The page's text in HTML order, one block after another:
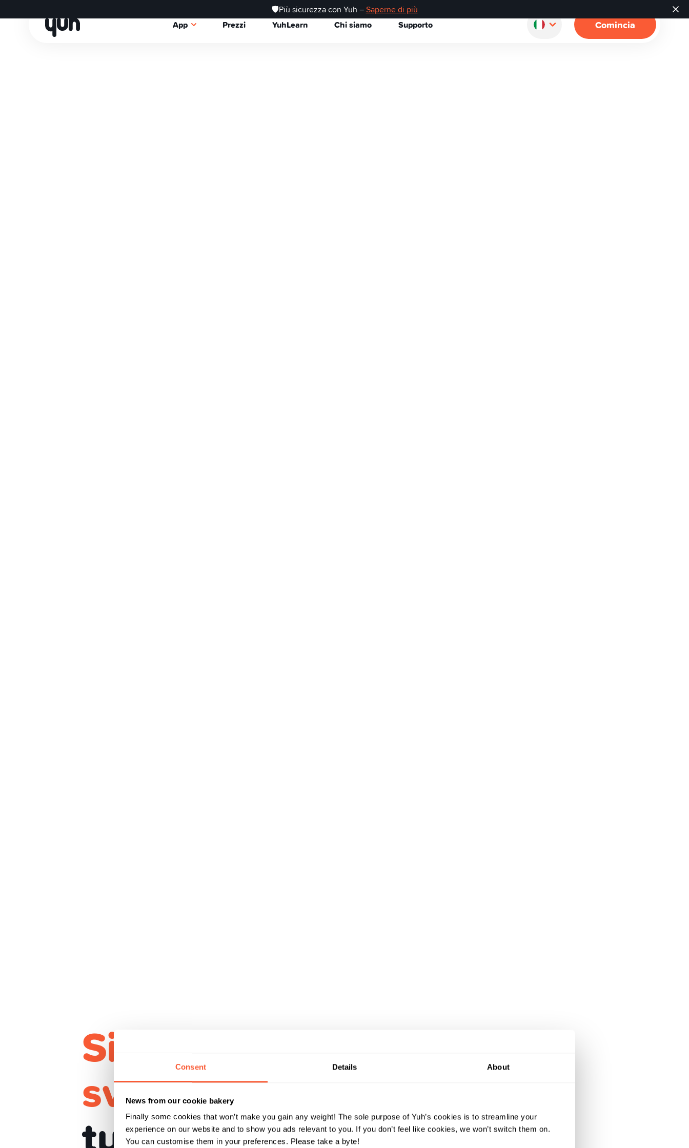
Consent Details About
News from our cookie bakery
Finally some cookies that won’t make you gain any weight! The sole purpose of Yuh’s cookies is to streamline your
experience on our website and to show you ads relevant to you. If you don’t feel like cookies, we won’t switch them on.
You can customise them in your preferences. Please take a byte!
🛡️Più sicurezza con Yuh – Saperne di più
App Prezzi YuhLearn Chi siamo Supporto Comincia
Sicurezza
svizzeraper i